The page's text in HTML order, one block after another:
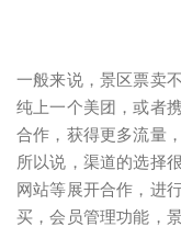
一般来说，景区票卖
纯上一个美团，或者
合作，获得更多流量
所以说，渠道的选择
网站等展开合作，进
买，会员管理功能，